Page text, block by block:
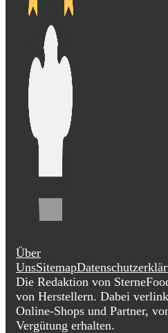
Über
UnsSitemap
Die Redaktion von
von Herstellern. Dabei
Online-Shops und Partner,
Vergütung erhalten.